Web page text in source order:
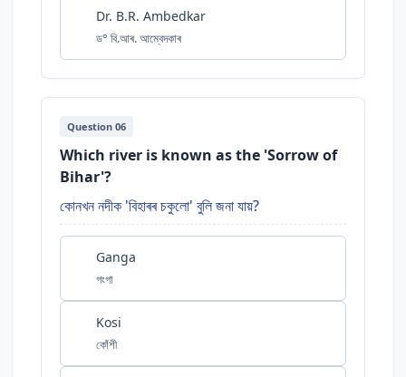
Dr. B.R. Ambedkar
ড° বি.আৰ. আম্বেদকাৰ
Question 06
Which river is known as the 'Sorrow of
Bihar'?
কোনখন নদীক 'বিহাৰৰ চকুলো' বুলি জনা যায়?
Ganga
গংগা
Kosi
কোঁশী